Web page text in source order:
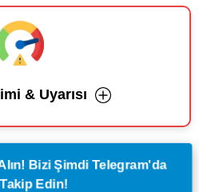
& Uyarısı
Bizi Şimdi Telegram'da
Takip Edin!